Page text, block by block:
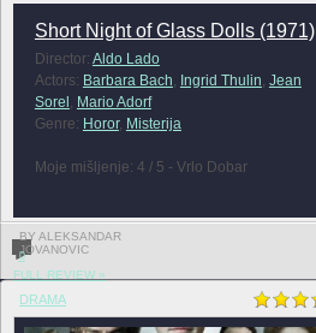
Short Night of Glass Dolls (1971)
Director: Aldo Lado
Actors: Barbara Bach Ingrid Thulin Jean
Sorel Mario Adorf
Genre: Horor, Misterija
Moje mišljenje: 4 / 5 - Vrlo Dobar
BY ALEKSANDAR
JOVANOVIC
0
FULL REVIEW »
DRAMA